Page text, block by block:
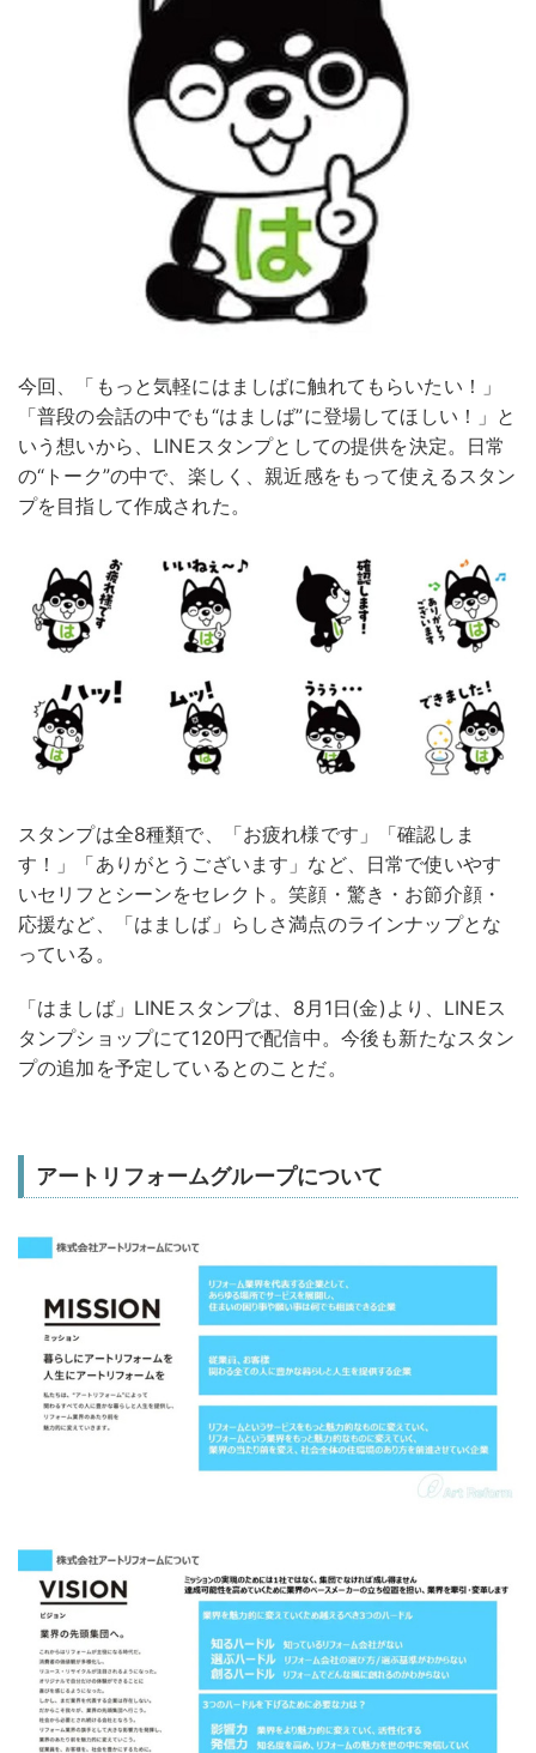
今回、「もっと気軽にはましばに触れてもらいたい！」
「普段の会話の中でも“はましば”に登場してほしい！」と
いう想いから、LINEスタンプとしての提供を決定。日常
の“トーク”の中で、楽しく、親近感をもって使えるスタン
プを目指して作成された。
スタンプは全8種類で、「お疲れ様です」「確認しま
す！」「ありがとうございます」など、日常で使いやす
いセリフとシーンをセレクト。笑顔・驚き・お節介顔・
応援など、「はましば」らしさ満点のラインナップとな
っている。
「はましば」LINEスタンプは、8月1日(金)より、LINEス
タンプショップにて120円で配信中。今後も新たなスタン
プの追加を予定しているとのことだ。
アートリフォームグループについて